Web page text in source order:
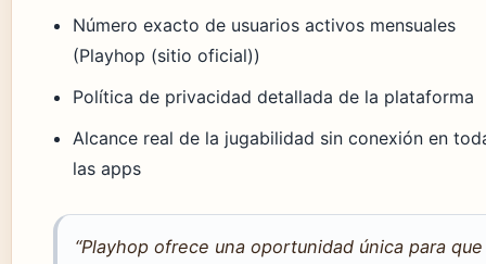
Número exacto de usuarios activos mensuales
(Playhop (sitio oficial))
Política de privacidad detallada de la plataforma
Alcance real de la jugabilidad sin conexión en
las apps
“Playhop ofrece una oportunidad única para que